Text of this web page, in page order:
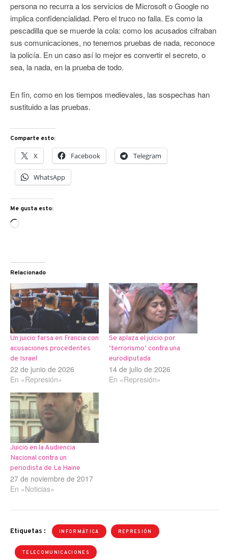
persona no recurra a los servicios de Microsoft o Google no
implica confidencialidad. Pero el truco no falla. Es como la
pescadilla que se muerde la cola: como los acusados cifraban
sus comunicaciones, no tenemos pruebas de nada, reconoce
la policía. En un caso así lo mejor es convertir el secreto, o
sea, la nada, en la prueba de todo.
En fin, como en los tiempos medievales, las sospechas han
sustituido a las pruebas.
Comparte esto:
X Facebook Telegram
WhatsApp
Me gusta esto:
Cargando...
Relacionado
Un juicio farsa en Francia con
acusaciones procedentes
de Israel
22 de junio de 2026
En «Represión»
Se aplaza el juicio por
‘terrorismo’ contra una
eurodiputada
14 de julio de 2026
En «Represión»
Juicio en la Audiencia
Nacional contra un
periodista de La Haine
27 de noviembre de 2017
En «Noticias»
Etiquetas : INFORMÁTICA REPRESIÓN
TELECOMUNICACIONES